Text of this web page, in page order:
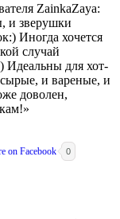
ZainkaZaya:
и зверушки
Иногда хочется
случай
Идеальны для хот-
и вареные, и
доволен,
0